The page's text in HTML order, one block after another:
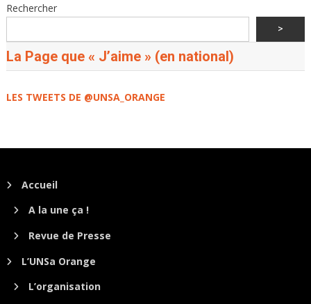
Rechercher
>
La Page que « J’aime » (en national)
LES TWEETS DE @UNSA_ORANGE
Accueil
A la une ça !
Revue de Presse
L’UNSa Orange
L’organisation